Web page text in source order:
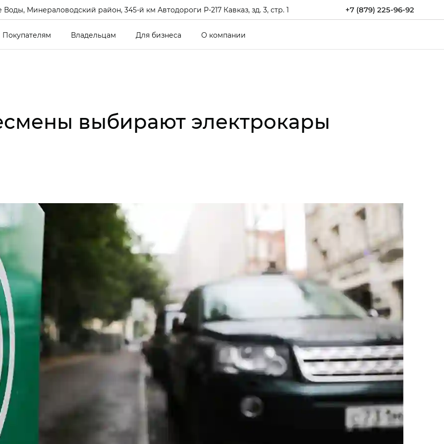
+7 (879) 225-96-92
Минераловодский район, 345-й км Автодороги Р-217 Кавказ, зд. 3, стр. 1
Покупателям Владельцам Для бизнеса О компании
выбирают электрокары